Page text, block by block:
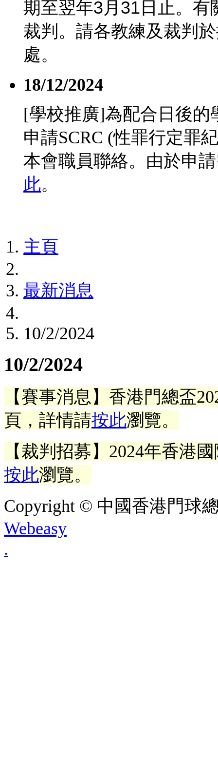
期至翌年3月 31 日止。
裁判。請各教練及裁判
處。
18/12/2024
[學校推廣]為配合日後的
申請SCRC (性罪行定罪
本會職員聯絡。由於申
此。
主頁
最新消息
10/2/2024
10/2/2024
【賽事消息】香港門總盃
頁， 詳情請按此瀏覽。
【裁判招募】2024年香港
按此瀏覽。
Copyright © 中國香港門球
Webeasy
.